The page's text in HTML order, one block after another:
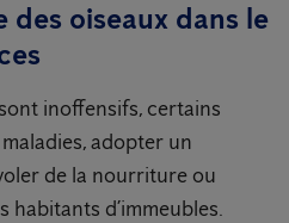
des oiseaux dans le
inoffensifs, certains
adopter un
de la nourriture ou
d’immeubles.